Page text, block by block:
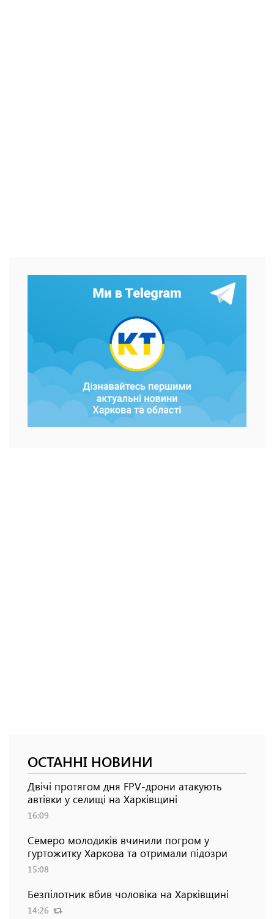
ОСТАННІ НОВИНИ
Двічі протягом дня FPV-дрони атакують
автівки у селищі на Харківщині
16:09
Семеро молодиків вчинили погром у
гуртожитку Харкова та отримали підозри
15:08
Безпілотник вбив чоловіка на Харківщині
14:26